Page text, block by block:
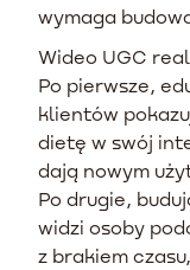
wymaga
Wideo UGC
Po pierwsze,
klientów
dietę w swój
dają nowym
Po drugie,
widzi osoby
z brakiem